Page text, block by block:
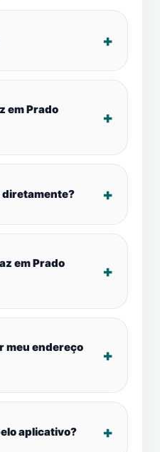
em Prado
diretamente?
em Prado
meu endereço
aplicativo?